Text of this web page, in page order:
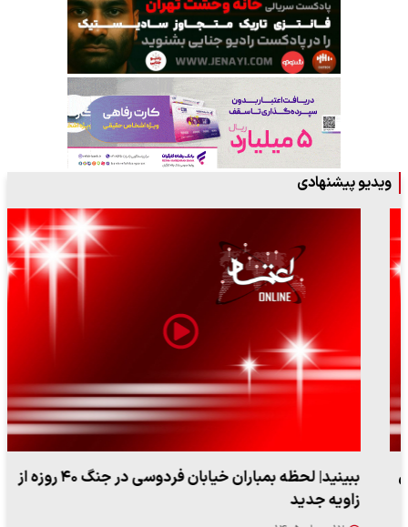
ویدیو پیشنهادی
ببینید| لحظه بمباران خیابان فردوسی در جنگ ۴۰ روزه از
زاویه جدید